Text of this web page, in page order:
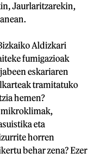
Jaurlaritzarekin,
Aldizkari
fumigazioak
eskariaren
tramitatuko
hemen?
mikroklimak,
eta
horren
behar zena? Ezer